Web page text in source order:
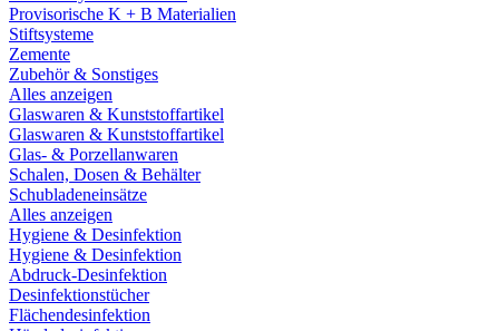
Provisorische K + B Materialien
Stiftsysteme
Zemente
Zubehör & Sonstiges
Alles anzeigen
Glaswaren & Kunststoffartikel
Glaswaren & Kunststoffartikel
Glas- & Porzellanwaren
Schalen, Dosen & Behälter
Schubladeneinsätze
Alles anzeigen
Hygiene & Desinfektion
Hygiene & Desinfektion
Abdruck-Desinfektion
Desinfektionstücher
Flächendesinfektion